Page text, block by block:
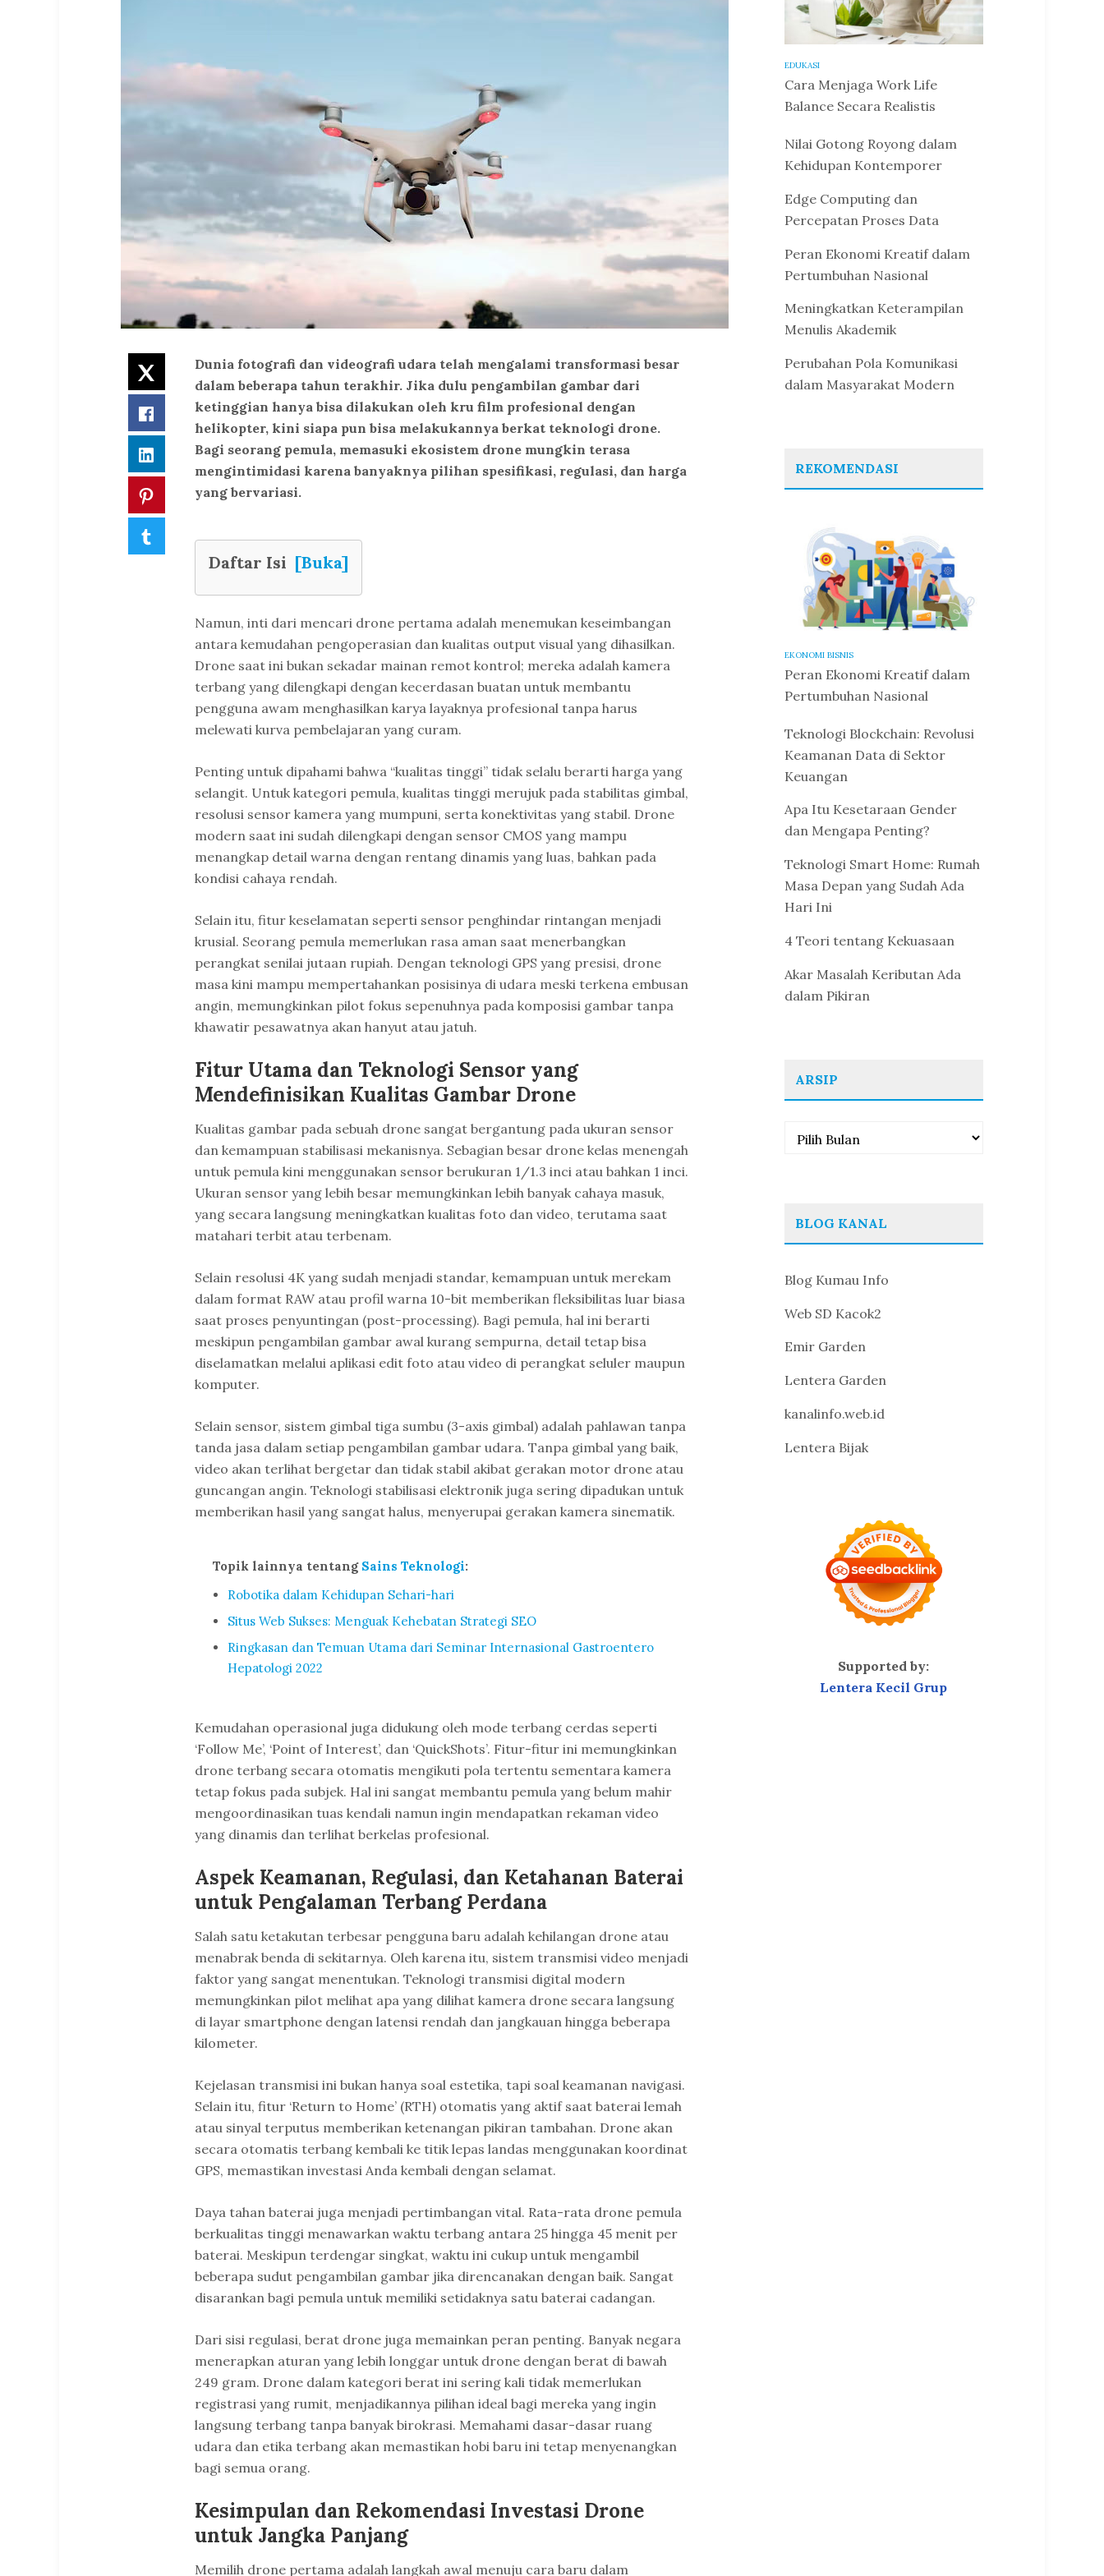
Twitter
Facebook
LinkedIn
Pinterest
Dunia fotografi dan videografi udara telah mengalami transformasi besar
dalam beberapa tahun terakhir. Jika dulu pengambilan gambar dari
ketinggian hanya bisa dilakukan oleh kru film profesional dengan
helikopter, kini siapa pun bisa melakukannya berkat teknologi drone.
Bagi seorang pemula, memasuki ekosistem drone mungkin terasa
mengintimidasi karena banyaknya pilihan spesifikasi, regulasi, dan harga
yang bervariasi.
Daftar Isi [Buka]
Namun, inti dari mencari drone pertama adalah menemukan keseimbangan
antara kemudahan pengoperasian dan kualitas output visual yang dihasilkan.
Drone saat ini bukan sekadar mainan remot kontrol; mereka adalah kamera
terbang yang dilengkapi dengan kecerdasan buatan untuk membantu
pengguna awam menghasilkan karya layaknya profesional tanpa harus
melewati kurva pembelajaran yang curam.
Penting untuk dipahami bahwa “kualitas tinggi” tidak selalu berarti harga yang
selangit. Untuk kategori pemula, kualitas tinggi merujuk pada stabilitas gimbal,
resolusi sensor kamera yang mumpuni, serta konektivitas yang stabil. Drone
modern saat ini sudah dilengkapi dengan sensor CMOS yang mampu
menangkap detail warna dengan rentang dinamis yang luas, bahkan pada
kondisi cahaya rendah.
Selain itu, fitur keselamatan seperti sensor penghindar rintangan menjadi
krusial. Seorang pemula memerlukan rasa aman saat menerbangkan
perangkat senilai jutaan rupiah. Dengan teknologi GPS yang presisi, drone
masa kini mampu mempertahankan posisinya di udara meski terkena embusan
angin, memungkinkan pilot fokus sepenuhnya pada komposisi gambar tanpa
khawatir pesawatnya akan hanyut atau jatuh.
Fitur Utama dan Teknologi Sensor yang
Mendefinisikan Kualitas Gambar Drone
Kualitas gambar pada sebuah drone sangat bergantung pada ukuran sensor
dan kemampuan stabilisasi mekanisnya. Sebagian besar drone kelas menengah
untuk pemula kini menggunakan sensor berukuran 1/1.3 inci atau bahkan 1 inci.
Ukuran sensor yang lebih besar memungkinkan lebih banyak cahaya masuk,
yang secara langsung meningkatkan kualitas foto dan video, terutama saat
matahari terbit atau terbenam.
Selain resolusi 4K yang sudah menjadi standar, kemampuan untuk merekam
dalam format RAW atau profil warna 10-bit memberikan fleksibilitas luar biasa
saat proses penyuntingan (post-processing). Bagi pemula, hal ini berarti
meskipun pengambilan gambar awal kurang sempurna, detail tetap bisa
diselamatkan melalui aplikasi edit foto atau video di perangkat seluler maupun
komputer.
Selain sensor, sistem gimbal tiga sumbu (3-axis gimbal) adalah pahlawan tanpa
tanda jasa dalam setiap pengambilan gambar udara. Tanpa gimbal yang baik,
video akan terlihat bergetar dan tidak stabil akibat gerakan motor drone atau
guncangan angin. Teknologi stabilisasi elektronik juga sering dipadukan untuk
memberikan hasil yang sangat halus, menyerupai gerakan kamera sinematik.
Topik lainnya tentang Sains Teknologi:
Robotika dalam Kehidupan Sehari-hari
Situs Web Sukses: Menguak Kehebatan Strategi SEO
Ringkasan dan Temuan Utama dari Seminar Internasional Gastroentero
Hepatologi 2022
Kemudahan operasional juga didukung oleh mode terbang cerdas seperti
‘Follow Me’, ‘Point of Interest’, dan ‘QuickShots’. Fitur-fitur ini memungkinkan
drone terbang secara otomatis mengikuti pola tertentu sementara kamera
tetap fokus pada subjek. Hal ini sangat membantu pemula yang belum mahir
mengoordinasikan tuas kendali namun ingin mendapatkan rekaman video
yang dinamis dan terlihat berkelas profesional.
Aspek Keamanan, Regulasi, dan Ketahanan Baterai
untuk Pengalaman Terbang Perdana
Salah satu ketakutan terbesar pengguna baru adalah kehilangan drone atau
menabrak benda di sekitarnya. Oleh karena itu, sistem transmisi video menjadi
faktor yang sangat menentukan. Teknologi transmisi digital modern
memungkinkan pilot melihat apa yang dilihat kamera drone secara langsung
di layar smartphone dengan latensi rendah dan jangkauan hingga beberapa
kilometer.
Kejelasan transmisi ini bukan hanya soal estetika, tapi soal keamanan navigasi.
Selain itu, fitur ‘Return to Home’ (RTH) otomatis yang aktif saat baterai lemah
atau sinyal terputus memberikan ketenangan pikiran tambahan. Drone akan
secara otomatis terbang kembali ke titik lepas landas menggunakan koordinat
GPS, memastikan investasi Anda kembali dengan selamat.
Daya tahan baterai juga menjadi pertimbangan vital. Rata-rata drone pemula
berkualitas tinggi menawarkan waktu terbang antara 25 hingga 45 menit per
baterai. Meskipun terdengar singkat, waktu ini cukup untuk mengambil
beberapa sudut pengambilan gambar jika direncanakan dengan baik. Sangat
disarankan bagi pemula untuk memiliki setidaknya satu baterai cadangan.
Dari sisi regulasi, berat drone juga memainkan peran penting. Banyak negara
menerapkan aturan yang lebih longgar untuk drone dengan berat di bawah
249 gram. Drone dalam kategori berat ini sering kali tidak memerlukan
registrasi yang rumit, menjadikannya pilihan ideal bagi mereka yang ingin
langsung terbang tanpa banyak birokrasi. Memahami dasar-dasar ruang
udara dan etika terbang akan memastikan hobi baru ini tetap menyenangkan
bagi semua orang.
Kesimpulan dan Rekomendasi Investasi Drone
untuk Jangka Panjang
Memilih drone pertama adalah langkah awal menuju cara baru dalam
EDUKASI
Cara Menjaga Work Life
Balance Secara Realistis
Nilai Gotong Royong dalam
Kehidupan Kontemporer
Edge Computing dan
Percepatan Proses Data
Peran Ekonomi Kreatif dalam
Pertumbuhan Nasional
Meningkatkan Keterampilan
Menulis Akademik
Perubahan Pola Komunikasi
dalam Masyarakat Modern
REKOMENDASI
EKONOMI BISNIS
Peran Ekonomi Kreatif dalam
Pertumbuhan Nasional
Teknologi Blockchain: Revolusi
Keamanan Data di Sektor
Keuangan
Apa Itu Kesetaraan Gender
dan Mengapa Penting?
Teknologi Smart Home: Rumah
Masa Depan yang Sudah Ada
Hari Ini
4 Teori tentang Kekuasaan
Akar Masalah Keributan Ada
dalam Pikiran
ARSIP
Arsip
BLOG KANAL
Blog Kumau Info
Web SD Kacok2
Emir Garden
Lentera Garden
kanalinfo.web.id
Lentera Bijak
Supported by:
Lentera Kecil Grup